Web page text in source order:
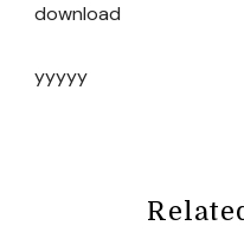
download
yyyyy